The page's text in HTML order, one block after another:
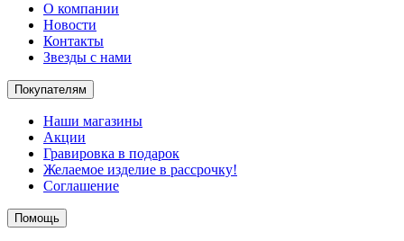
О компании
Новости
Контакты
Звезды с нами
Покупателям
Наши магазины
Акции
Гравировка в подарок
Желаемое изделие в рассрочку!
Соглашение
Помощь